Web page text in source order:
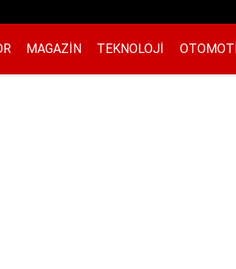
MAGAZIN TEKNOLOJI